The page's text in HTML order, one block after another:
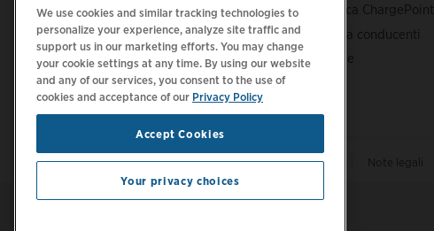
Assistenza tecnica ChargePoint
Centro assistenza conducenti
Centro protezione
Informativa sulla privacy | Le tue scelte sulla privacy Note legali
We use cookies and similar tracking technologies to
personalize your experience, analyze site traffic and
support us in our marketing efforts. You may change
your cookie settings at any time. By using our website
and any of our services, you consent to the use of
cookies and acceptance of our Privacy Policy
Accept Cookies
Your privacy choices